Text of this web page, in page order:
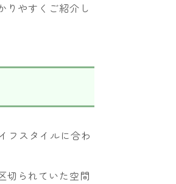
りやすくご紹介し
フスタイルに合わ
切られていた空間